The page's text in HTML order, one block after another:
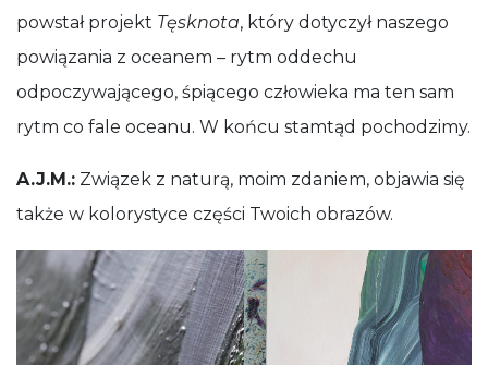
powstał projekt Tęsknota, który dotyczył naszego
powiązania z oceanem – rytm oddechu
odpoczywającego, śpiącego człowieka ma ten sam
rytm co fale oceanu. W końcu stamtąd pochodzimy.
A.J.M.: Związek z naturą, moim zdaniem, objawia się
także w kolorystyce części Twoich obrazów.